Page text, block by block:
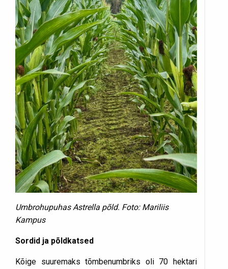
Umbrohupuhas Astrella põld. Foto: Mariliis
Kampus
Sordid ja põldkatsed
Kõige suuremaks tõmbenumbriks oli 70 hektari